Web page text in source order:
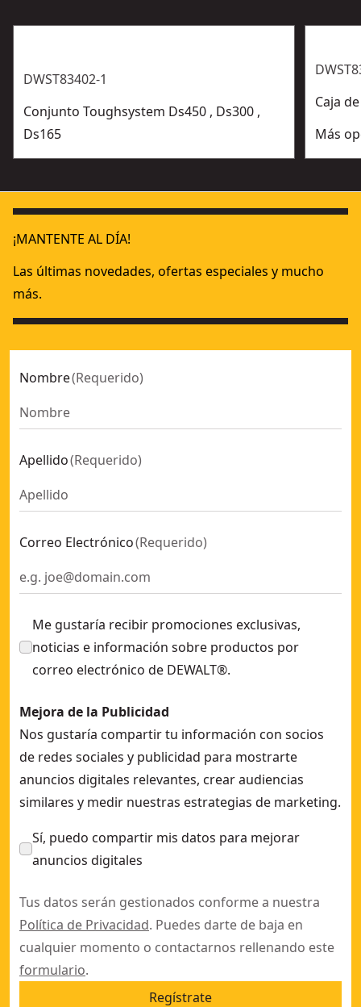
DWST83402-1
Conjunto Toughsystem Ds450 , Ds300 ,
Ds165
Caja
Más
¡MANTENTE AL DÍA!
Las últimas novedades, ofertas especiales y mucho
más.
Nombre(Requerido)
Apellido(Requerido)
Correo Electrónico(Requerido)
Me gustaría recibir promociones exclusivas,
noticias e información sobre productos por
correo electrónico de DEWALT®.
Mejora de la Publicidad
Nos gustaría compartir tu información con socios
de redes sociales y publicidad para mostrarte
anuncios digitales relevantes, crear audiencias
similares y medir nuestras estrategias de marketing.
Sí, puedo compartir mis datos para mejorar
anuncios digitales
Tus datos serán gestionados conforme a nuestra
Política de Privacidad. Puedes darte de baja en
cualquier momento o contactarnos rellenando este
formulario.
Regístrate